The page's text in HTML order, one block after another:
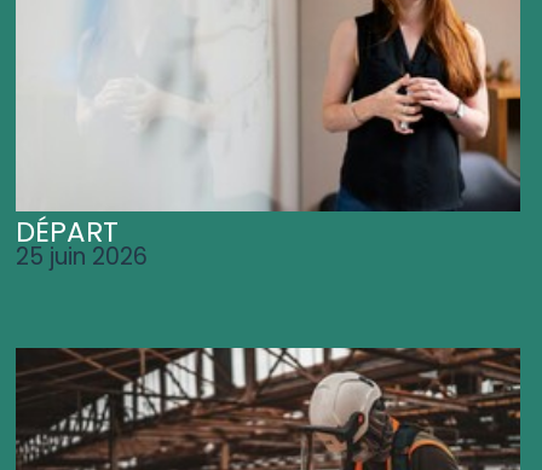
DÉPART
25 juin 2026